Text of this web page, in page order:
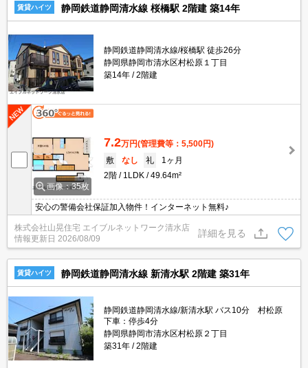
賃貸ハイツ 静岡鉄道静岡清水線 桜橋駅 2階建 築14年
静岡鉄道静岡清水線/桜橋駅 徒歩26分
静岡県静岡市清水区村松原１丁目
築14年
2階建
画像：35枚
7.2万円(管理費等：5,500円)
敷
なし 礼
1ヶ月
2階
1LDK 49.64m²
安心の警備会社保証加入物件！インターネット無料♪
株式会社山晃住宅 エイブルネットワーク清水店
情報更新日 2026/08/09
詳細を見る
賃貸ハイツ 静岡鉄道静岡清水線 新清水駅 2階建 築31年
静岡鉄道静岡清水線/新清水駅 バス10分 村松原
下車：停歩4分
静岡県静岡市清水区村松原２丁目
築31年
2階建